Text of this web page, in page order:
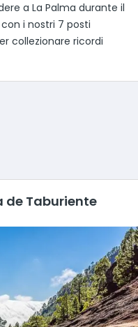
a La Palma durante il
i nostri 7 posti
collezionare ricordi
de Taburiente